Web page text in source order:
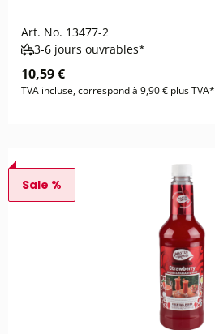
Art. No. 13477-2
3-6 jours ouvrables*
10,59 €
TVA incluse, correspond à 9,90 € plus TVA*
Sale %